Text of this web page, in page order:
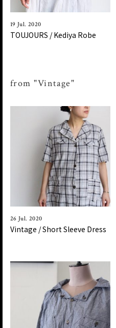
19 Jul. 2020
TOUJOURS / Kediya Robe
from "Vintage"
26 Jul. 2020
Vintage / Short Sleeve Dress